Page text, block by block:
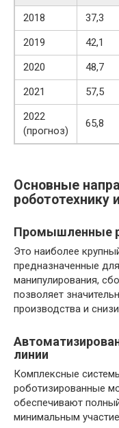
2018
37,3
2019
42,1
2020
48,7
2021
57,5
2022
(прогноз)
65,8
Основные
робототехнику
Промышленные
Это наиболее
предназначенные
манипулирования,
позволяет
производства и
линии
Комплексные
роботизированные
обеспечивают
минимальным